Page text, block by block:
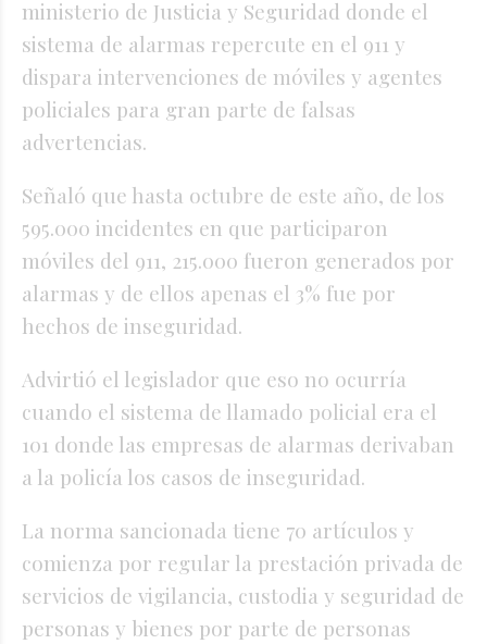
ministerio de Justicia y Seguridad donde el
sistema de alarmas repercute en el 911 y
dispara intervenciones de móviles y agentes
policiales para gran parte de falsas
advertencias.
Señaló que hasta octubre de este año, de los
595.000 incidentes en que participaron
móviles del 911, 215.000 fueron generados por
alarmas y de ellos apenas el 3% fue por
hechos de inseguridad.
Advirtió el legislador que eso no ocurría
cuando el sistema de llamado policial era el
101 donde las empresas de alarmas derivaban
a la policía los casos de inseguridad.
La norma sancionada tiene 70 artículos y
comienza por regular la prestación privada de
servicios de vigilancia, custodia y seguridad de
personas y bienes por parte de personas